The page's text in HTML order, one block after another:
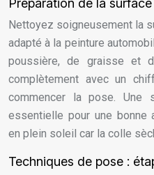
Préparation de la
Nettoyez soigneusement la
adapté à la peinture
poussière, de graisse et
complètement avec un
commencer la pose. Une
essentielle pour une bonne
en plein soleil car la colle
Techniques de pose :